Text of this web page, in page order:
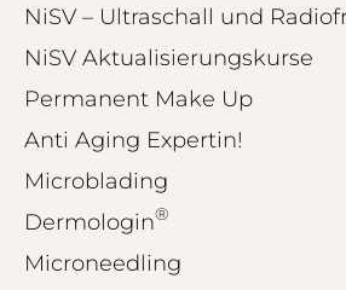
NiSV – Ultraschall und
NiSV Aktualisierungskurse
Permanent Make Up
Anti Aging Expertin!
Microblading
Dermologin®
Microneedling